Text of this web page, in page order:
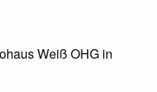
Weiß OHG in